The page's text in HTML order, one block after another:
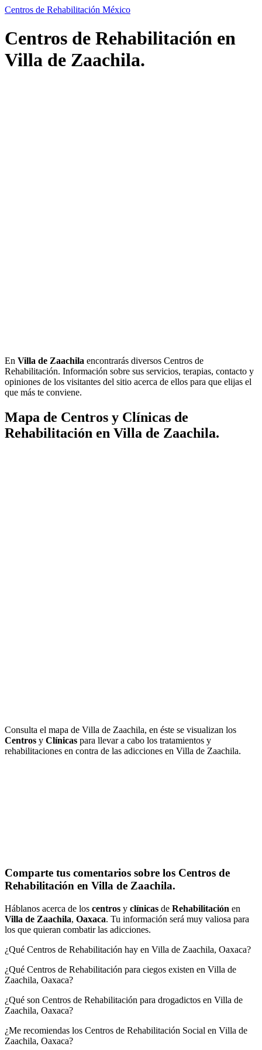
Centros de Rehabilitación México
Centros de Rehabilitación en
Villa de Zaachila.
En Villa de Zaachila encontrarás diversos Centros de
Rehabilitación. Información sobre sus servicios, terapias, contacto y
opiniones de los visitantes del sitio acerca de ellos para que elijas el
que más te conviene.
Mapa de Centros y Clínicas de
Rehabilitación en Villa de Zaachila.
Consulta el mapa de Villa de Zaachila, en éste se visualizan los
Centros y Clínicas para llevar a cabo los tratamientos y
rehabilitaciones en contra de las adicciones en Villa de Zaachila.
Comparte tus comentarios sobre los Centros de
Rehabilitación en Villa de Zaachila.
Háblanos acerca de los centros y clínicas de Rehabilitación en
Villa de Zaachila, Oaxaca. Tu información será muy valiosa para
los que quieran combatir las adicciones.
¿Qué Centros de Rehabilitación hay en Villa de Zaachila, Oaxaca?
¿Qué Centros de Rehabilitación para ciegos existen en Villa de
Zaachila, Oaxaca?
¿Qué son Centros de Rehabilitación para drogadictos en Villa de
Zaachila, Oaxaca?
¿Me recomiendas los Centros de Rehabilitación Social en Villa de
Zaachila, Oaxaca?